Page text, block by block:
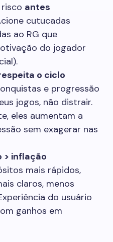
antes
cutucadas
ao RG que
do jogador
o ciclo
e progressão
jogos, não distrair.
eles aumentam a
sem exagerar nas
> inflação
mais rápidos,
claros, menos
do usuário
ganhos em